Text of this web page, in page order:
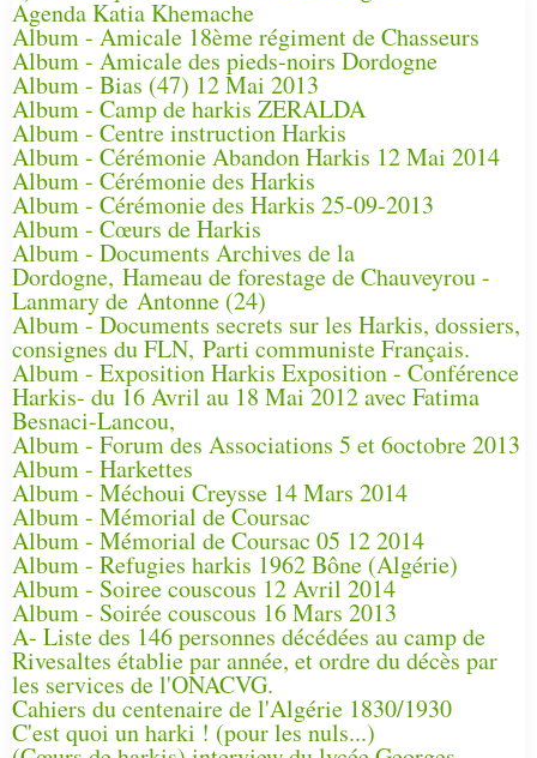
Agenda Katia Khemache
Album - Amicale 18ème régiment de Chasseurs
Album - Amicale des pieds-noirs Dordogne
Album - Bias (47) 12 Mai 2013
Album - Camp de harkis ZERALDA
Album - Centre instruction Harkis
Album - Cérémonie Abandon Harkis 12 Mai 2014
Album - Cérémonie des Harkis
Album - Cérémonie des Harkis 25-09-2013
Album - Cœurs de Harkis
Album - Documents Archives de la
Dordogne, Hameau de forestage de Chauveyrou -
Lanmary de Antonne (24)
Album - Documents secrets sur les Harkis, dossiers,
consignes du FLN, Parti communiste Français.
Album - Exposition Harkis Exposition - Conférence
Harkis- du 16 Avril au 18 Mai 2012 avec Fatima
Besnaci-Lancou,
Album - Forum des Associations 5 et 6octobre 2013
Album - Harkettes
Album - Méchoui Creysse 14 Mars 2014
Album - Mémorial de Coursac
Album - Mémorial de Coursac 05 12 2014
Album - Refugies harkis 1962 Bône (Algérie)
Album - Soiree couscous 12 Avril 2014
Album - Soirée couscous 16 Mars 2013
A- Liste des 146 personnes décédées au camp de
Rivesaltes établie par année, et ordre du décès par
les services de l'ONACVG.
Cahiers du centenaire de l'Algérie 1830/1930
C'est quoi un harki ! (pour les nuls...)